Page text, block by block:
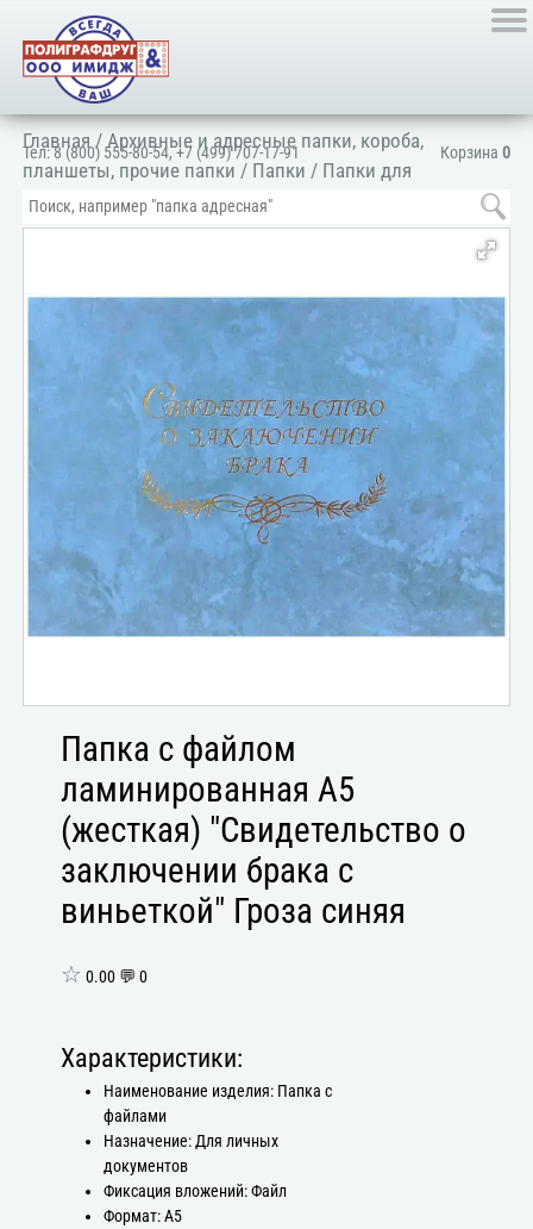
Корзина 0
Тел:8 (800) 555-80-54,+7 (499) 707-17-91
Главная/Архивные и адресные папки, короба,
планшеты, прочие папки / Папки / Папки для
документов/Для личных документов
Папка с файлом
ламинированная А5
(жесткая) "Свидетельство о
заключении брака с
виньеткой" Гроза синяя
☆ 0.00 💬 0
Характеристики:
Наименование изделия: Папка с
файлами
Назначение: Для личных
документов
Фиксация вложений: Файл
Формат: А5